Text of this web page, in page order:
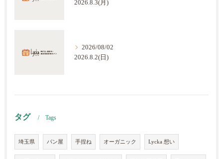
2026.8.3(月)
2026/08/02
2026.8.2(日)
タグ Tags
埼玉県 パン屋 手捏ね オーガニック Lycka 想い